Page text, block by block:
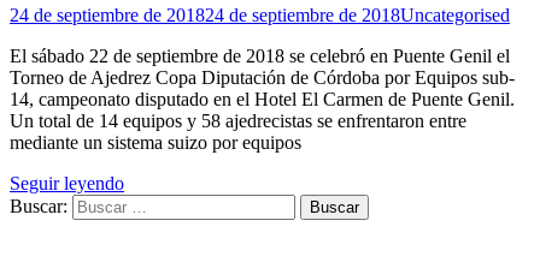
24 de septiembre de 201824 de septiembre de 2018Uncategorised
El sábado 22 de septiembre de 2018 se celebró en Puente Genil el
Torneo de Ajedrez Copa Diputación de Córdoba por Equipos sub-
14, campeonato disputado en el Hotel El Carmen de Puente Genil.
Un total de 14 equipos y 58 ajedrecistas se enfrentaron entre
mediante un sistema suizo por equipos
Seguir leyendo
Buscar: